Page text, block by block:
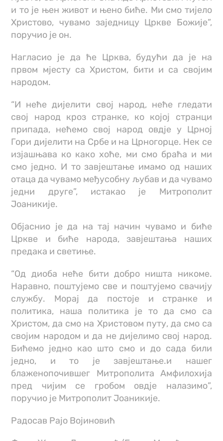
и то је њен живот и њено биће. Ми смо тијело
Христово, чувамо заједницу Цркве Божије”,
поручио је он.
Нагласио је да ће Црква, будући да је на
првом мјесту са Христом, бити и са својим
народом.
“И неће дијелити свој народ, неће гледати
свој народ кроз странке, ко којој странци
припада, нећемо свој народ овдје у Црној
Гори дијелити на Србе и на Црногорце. Нек се
изјашњава ко како хоће, ми смо браћа и ми
смо једно. И то завјештање имамо од наших
отаца да чувамо међусобну љубав и да чувамо
једни друге”, истакао је Митрополит
Јоаникије.
Објаснио је да на тај начин чувамо и биће
Цркве и биће народа, завјештања наших
предака и светиње.
“Од диоба неће бити добро ништа никоме.
Наравно, поштујемо све и поштујемо свачију
службу. Морај да постоје и странке и
политика, наша политика је то да смо са
Христом, да смо на Христовом путу, да смо са
својим народом и да не дијелимо свој народ.
Бићемо једно као што смо и до сада били
једно, и то је завјештање.и нашег
блаженопочившег Митрополита Амфилохија
пред чијим се гробом овдје налазимо”,
поручио је Митрополит Јоаникије.
Радосав Рајо Војиновић